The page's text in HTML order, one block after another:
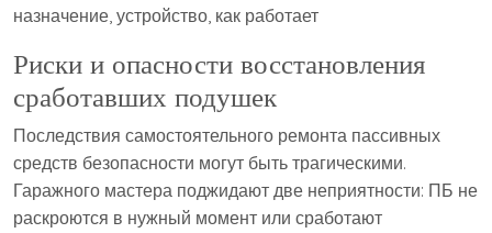
назначение, устройство, как работает
Риски и опасности восстановления
сработавших подушек
Последствия самостоятельного ремонта пассивных
средств безопасности могут быть трагическими.
Гаражного мастера поджидают две неприятности: ПБ не
раскроются в нужный момент или сработают